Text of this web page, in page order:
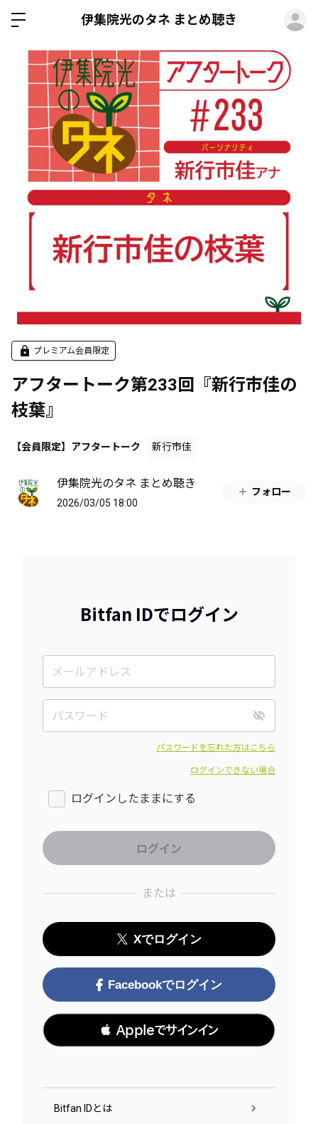
伊集院光のタネ まとめ聴き
プレミアム会員限定
アフタートーク第233回『新行市佳の
枝葉』
【会員限定】アフタートーク 新行市佳
伊集院光のタネ まとめ聴き
2026/03/05 18:00
フォロー
Bitfan IDでログイン
パスワードを忘れた方はこちら
ログインできない場合
ログインしたままにする
または
Xでログイン
Facebookでログイン
 Appleでサインイン
Bitfan IDとは